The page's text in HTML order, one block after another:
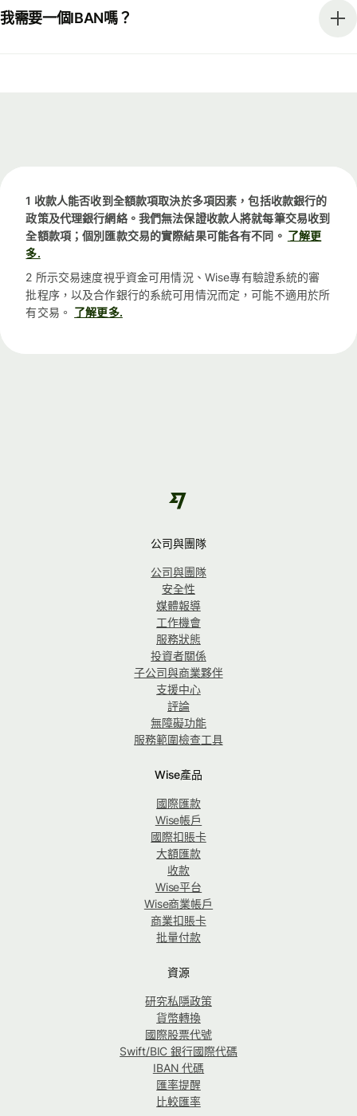
我需要一個IBAN嗎？
1 收款人能否收到全額款項取決於多項因素，包括收款銀行的
政策及代理銀行網絡。我們無法保證收款人將就每筆交易收到
全額款項；個別匯款交易的實際結果可能各有不同。 了解更
多.
2 所示交易速度視乎資金可用情況、Wise專有驗證系統的審
批程序，以及合作銀行的系統可用情況而定，可能不適用於所
有交易。 了解更多.
公司與團隊
公司與團隊
安全性
媒體報導
工作機會
服務狀態
投資者關係
子公司與商業夥伴
支援中心
評論
無障礙功能
服務範圍檢查工具
Wise產品
國際匯款
Wise帳戶
國際扣賬卡
大額匯款
收款
Wise平台
Wise商業帳戶
商業扣賬卡
批量付款
資源
研究私隱政策
貨幣轉換
國際股票代號
Swift/BIC 銀行國際代碼
IBAN 代碼
匯率提醒
比較匯率